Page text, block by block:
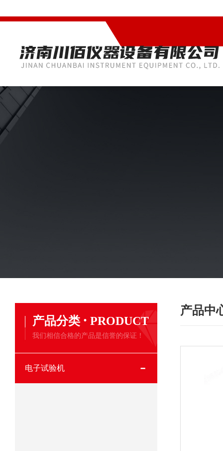
产品分类 · PRODUCT
我们相信合格的产品是信誉的保证！
电子试验机
产品中